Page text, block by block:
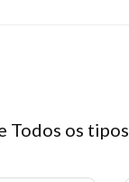
Todos os tipos